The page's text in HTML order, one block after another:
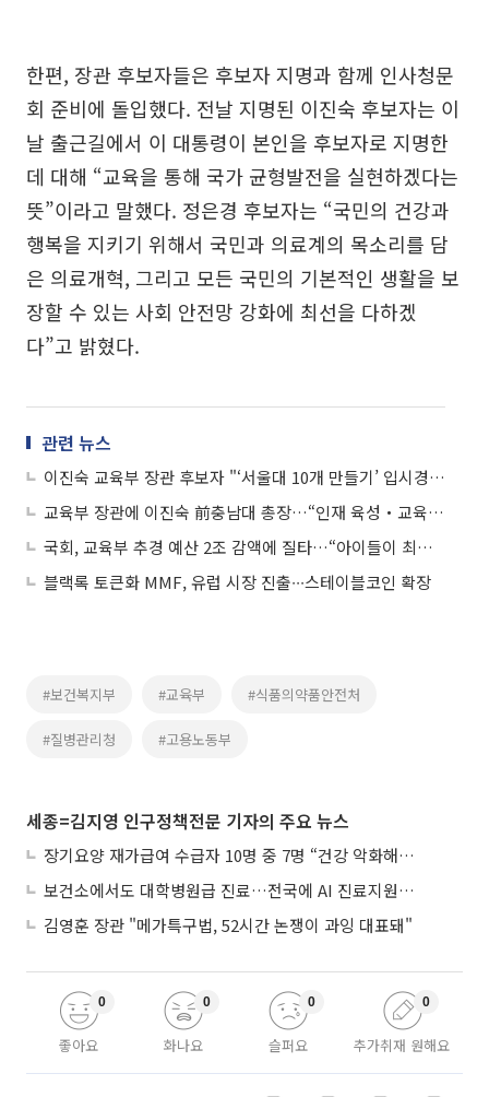
한편, 장관 후보자들은 후보자 지명과 함께 인사청문
회 준비에 돌입했다. 전날 지명된 이진숙 후보자는 이
날 출근길에서 이 대통령이 본인을 후보자로 지명한
데 대해 “교육을 통해 국가 균형발전을 실현하겠다는
뜻”이라고 말했다. 정은경 후보자는 “국민의 건강과
행복을 지키기 위해서 국민과 의료계의 목소리를 담
은 의료개혁, 그리고 모든 국민의 기본적인 생활을 보
장할 수 있는 사회 안전망 강화에 최선을 다하겠
다”고 밝혔다.
관련 뉴스
이진숙 교육부 장관 후보자 "‘서울대 10개 만들기’ 입시경쟁 완화할 것"
교육부 장관에 이진숙 前충남대 총장…“인재 육성‧교육 균형발전 추진”
국회, 교육부 추경 예산 2조 감액에 질타…“아이들이 최대 피해자”
블랙록 토큰화 MMF, 유럽 시장 진출∙∙∙스테이블코인 확장
#보건복지부 #교육부 #식품의약품안전처
#질병관리청 #고용노동부
세종=김지영 인구정책전문 기자의 주요 뉴스
장기요양 재가급여 수급자 10명 중 7명 “건강 악화해도 집에서”
보건소에서도 대학병원급 진료…전국에 AI 진료지원도구 보급
김영훈 장관 "메가특구법, 52시간 논쟁이 과잉 대표돼"
좋아요
0
화나요
0
슬퍼요
0
추가취재 원해요
0